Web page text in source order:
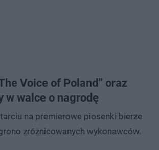
Voice of Poland” oraz
w walce o nagrodę
na premierowe piosenki bierze
zróżnicowanych wykonawców.